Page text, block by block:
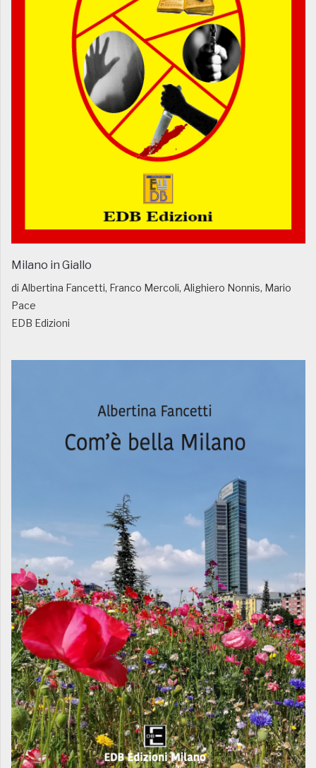
Milano in Giallo
di Albertina Fancetti, Franco Mercoli, Alighiero Nonnis, Mario
Pace
EDB Edizioni